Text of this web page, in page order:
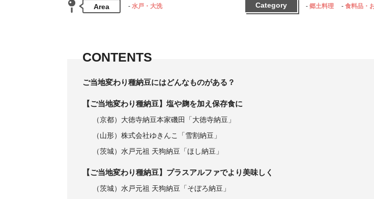
Area 水戸・大洗 Category 郷土料理 食料品・
CONTENTS
ご当地変わり種納豆にはどんなものがある？
【ご当地変わり種納豆】塩や麹を加え保存食に
（京都）大徳寺納豆本家磯田「大徳寺納豆」
（山形）株式会社ゆきんこ「雪割納豆」
（茨城）水戸元祖 天狗納豆「ほし納豆」
【ご当地変わり種納豆】プラスアルファでより美味しく
（茨城）水戸元祖 天狗納豆「そぼろ納豆」